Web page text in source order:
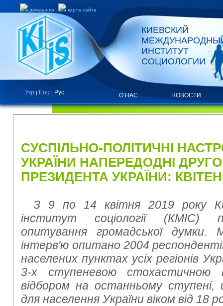
домашняя карта сайта
КИЕВСКИЙ
ИНСТИТУТ
СОЦИОЛОГИИ
Укр | Eng | Рус О НАС НОВОСТИ
СУСПІЛЬНО-ПОЛІТИЧНІ
УКРАЇНИ НАПЕРЕДОДНІ
ПРЕЗИДЕНТА УКРАЇНИ:
З 9 по 14 квітня 2019 року
інститут соціології (КМІС)
опитування громадської думки.
інтерв'ю опитано 2004
населених пунктах усіх регіонів
3-х ступеневою стохастичною
відбором на останньому
для населення України віком від 18